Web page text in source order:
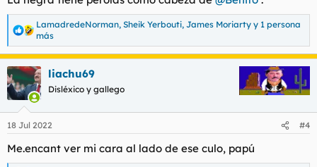
:
R
e
a
c
c
i
o
n
e
s
:
LamadredeNorman, Sheik Yerbouti, James Moriarty y 1 persona
más
liachu69
Disléxico y gallego
18 Jul 2022 #4
Me.encant ver mi cara al lado de ese culo, papú